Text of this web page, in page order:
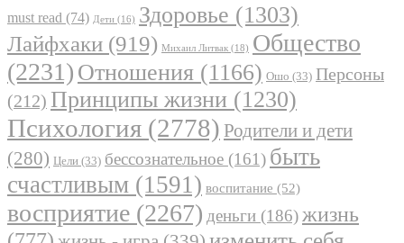
must read (74) Дети (16) Здоровье (1303)
Лайфхаки (919) Михаил Литвак (18) Общество
(2231) Отношения (1166) Ошо (33) Персоны
(212) Принципы жизни (1230)
Психология (2778) Родители и дети
(280) Цели (33) бессознательное (161) быть
счастливым (1591) воспитание (52)
восприятие (2267) деньги (186)жизнь